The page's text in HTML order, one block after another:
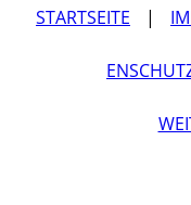
STARTSEITE |